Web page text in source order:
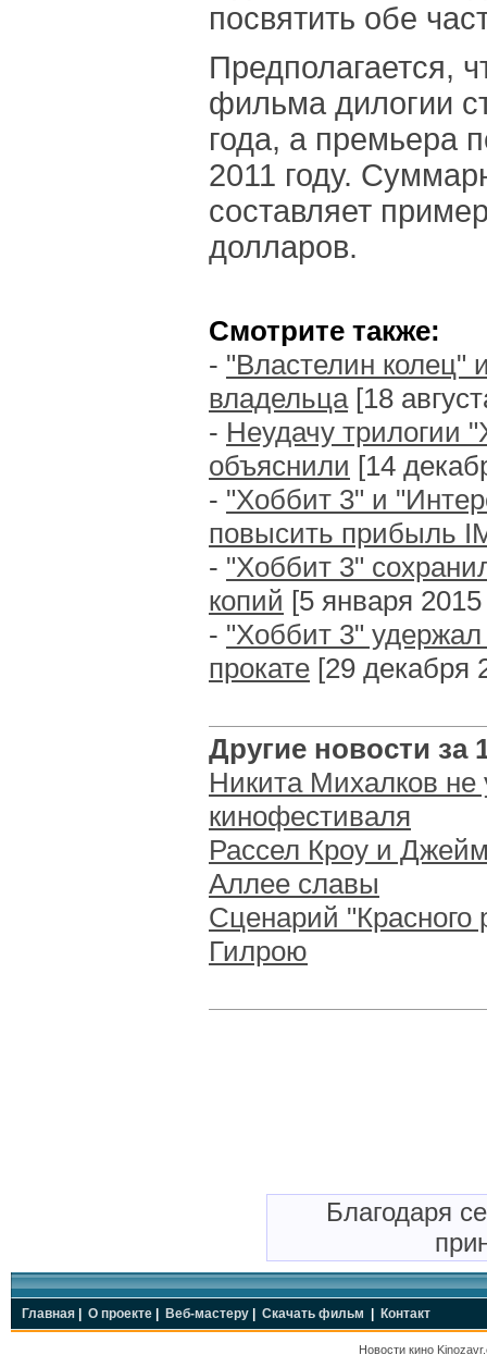
посвятить обе
Предполагается,
фильма дилогии
года, а премьера
2011 году.
составляет
долларов.
Смотрите также:
- "Властелин колец"
владельца[18
- Неудачу трилогии
объяснили [14
- "Хоббит 3" и
повысить прибыль
- "Хоббит 3"
копий [5 января 2015
- "Хоббит 3"
прокате [29 декабря
Другие новости за
Никита Михалков не
кинофестиваля
Рассел Кроу и
Аллее славы
Сценарий "Красного
Гилрою
Благодаря
Главная О проекте Веб-мастеру Скачать фильм Контакт
Новости кино